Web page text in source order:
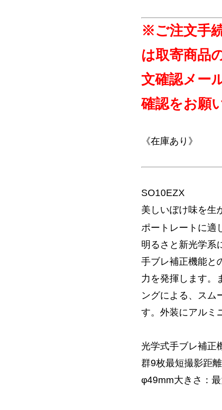
※ご注文手
は取寄商品
文確認メー
確認をお願
《在庫あり》
SO10EZX
美しいぼけ味を生
ポートレートに適
明るさと新光学系
手ブレ補正機能と
力を発揮します。
ングによる、スム
す。外装にアルミ
光学式手ブレ補正
群9枚最短撮影距
φ49mm大きさ：